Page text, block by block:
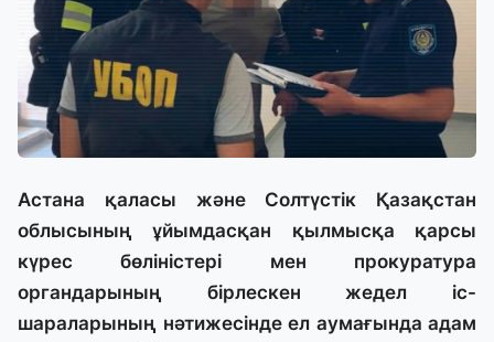
Астана қаласы және Солтүстік Қазақстан
облысының ұйымдасқан қылмысқа қарсы
күрес бөліністері мен прокуратура
органдарының бірлескен жедел іс-
шараларының нәтижесінде ел аумағында адам